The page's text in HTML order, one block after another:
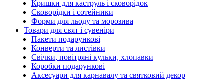
Кришки для каструль і сковорідок
Сковорідки і сотейники
Форми для льоду та морозива
Товари для свят і сувеніри
Пакети подарункові
Конверти та листівки
Свічки, повітряні кульки, хлопавки
Коробки подарункові
Аксесуари для карнавалу та святковий декор